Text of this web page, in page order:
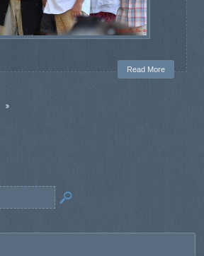
Read More
»